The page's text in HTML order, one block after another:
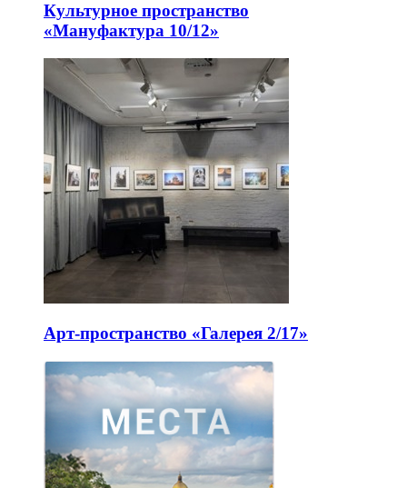
Культурное пространство
«Мануфактура 10/12»
Арт-пространство «Галерея 2/17»